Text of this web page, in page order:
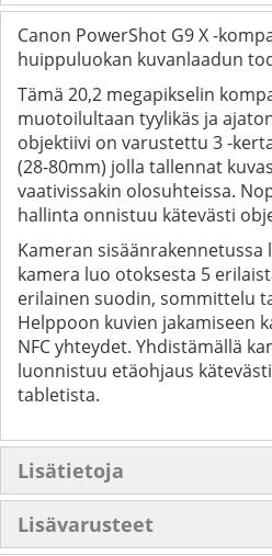
Canon PowerShot G9 X -
huippuluokan kuvanlaadun
Tämä 20,2 megapikselin
muotoilultaan tyylikäs ja
objektiivi on varustettu 3 -
(28-80mm) jolla tallennat
vaativissakin olosuhteissa.
hallinta onnistuu kätevästi
Kameran sisäänrakennetussa
kamera luo otoksesta 5
erilainen suodin, sommittelu
Helppoon kuvien jakamiseen
NFC yhteydet. Yhdistämällä
luonnistuu etäohjaus
tabletista.
Lisätietoja
Lisävarusteet